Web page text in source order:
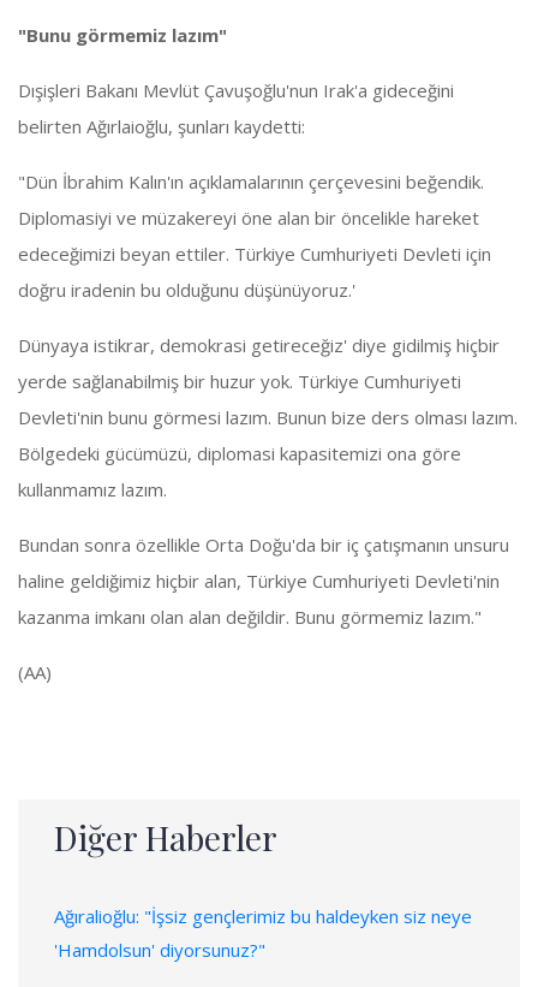
"Bunu görmemiz lazım"
Dışişleri Bakanı Mevlüt Çavuşoğlu'nun Irak'a gideceğini
belirten Ağırlaioğlu, şunları kaydetti:
"Dün İbrahim Kalın'ın açıklamalarının çerçevesini beğendik.
Diplomasiyi ve müzakereyi öne alan bir öncelikle hareket
edeceğimizi beyan ettiler. Türkiye Cumhuriyeti Devleti için
doğru iradenin bu olduğunu düşünüyoruz.'
Dünyaya istikrar, demokrasi getireceğiz' diye gidilmiş hiçbir
yerde sağlanabilmiş bir huzur yok. Türkiye Cumhuriyeti
Devleti'nin bunu görmesi lazım. Bunun bize ders olması lazım.
Bölgedeki gücümüzü, diplomasi kapasitemizi ona göre
kullanmamız lazım.
Bundan sonra özellikle Orta Doğu'da bir iç çatışmanın unsuru
haline geldiğimiz hiçbir alan, Türkiye Cumhuriyeti Devleti'nin
kazanma imkanı olan alan değildir. Bunu görmemiz lazım."
(AA)
Diğer Haberler
Ağıralioğlu: "İşsiz gençlerimiz bu haldeyken siz neye
'Hamdolsun' diyorsunuz?"